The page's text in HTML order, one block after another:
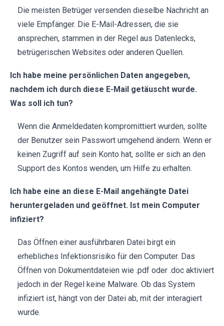
Die meisten Betrüger versenden dieselbe Nachricht an
viele Empfänger. Die E-Mail-Adressen, die sie
ansprechen, stammen in der Regel aus Datenlecks,
betrügerischen Websites oder anderen Quellen.
Ich habe meine persönlichen Daten angegeben,
nachdem ich durch diese E-Mail getäuscht wurde.
Was soll ich tun?
Wenn die Anmeldedaten kompromittiert wurden, sollte
der Benutzer sein Passwort umgehend ändern. Wenn er
keinen Zugriff auf sein Konto hat, sollte er sich an den
Support des Kontos wenden, um Hilfe zu erhalten.
Ich habe eine an diese E-Mail angehängte Datei
heruntergeladen und geöffnet. Ist mein Computer
infiziert?
Das Öffnen einer ausführbaren Datei birgt ein
erhebliches Infektionsrisiko für den Computer. Das
Öffnen von Dokumentdateien wie .pdf oder .doc aktiviert
jedoch in der Regel keine Malware. Ob das System
infiziert ist, hängt von der Datei ab, mit der interagiert
wurde.